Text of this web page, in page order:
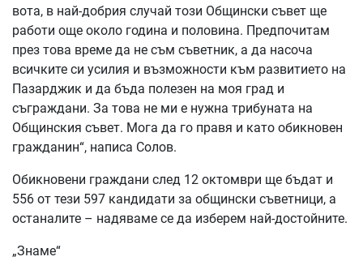
вота, в най-добрия случай този Общински съвет ще
работи още около година и половина. Предпочитам
през това време да не съм съветник, а да насоча
всичките си усилия и възможности към развитието на
Пазарджик и да бъда полезен на моя град и
съграждани. За това не ми е нужна трибуната на
Общинския съвет. Мога да го правя и като обикновен
гражданин“, написа Солов.
Обикновени граждани след 12 октомври ще бъдат и
556 от тези 597 кандидати за общински съветници, а
останалите – надяваме се да изберем най-достойните.
„Знаме“